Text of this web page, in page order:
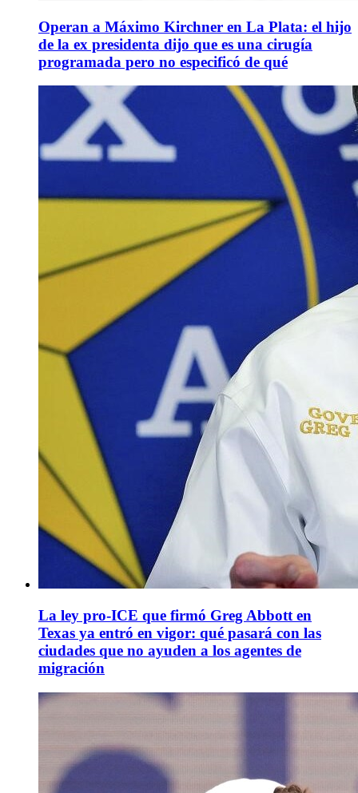
Operan a Máximo Kirchner en La Plata: el hijo
de la ex presidenta dijo que es una cirugía
programada pero no especificó de qué
La ley pro-ICE que firmó Greg Abbott en
Texas ya entró en vigor: qué pasará con las
ciudades que no ayuden a los agentes de
migración